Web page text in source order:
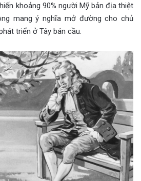
khoảng 90% người Mỹ bản địa thiệt
mang ý nghĩa mở đường cho chủ
triển ở Tây bán cầu.